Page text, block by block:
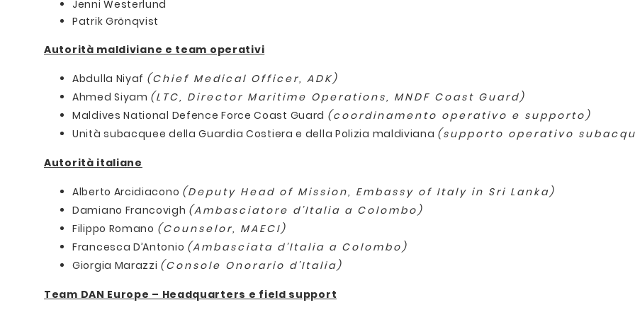
Jenni Westerlund
Patrik Grönqvist
Autorità maldiviane e team operativi
Abdulla Niyaf (Chief Medical Officer, ADK)
Ahmed Siyam (LTC, Director Maritime Operations, MNDF Coast Guard)
Maldives National Defence Force Coast Guard (coordinamento operativo e supporto)
Unità subacquee della Guardia Costiera e della Polizia maldiviana (supporto operativo
Autorità italiane
Alberto Arcidiacono (Deputy Head of Mission, Embassy of Italy in Sri Lanka)
Damiano Francovigh (Ambasciatore d’Italia a Colombo)
Filippo Romano (Counselor, MAECI)
Francesca D’Antonio (Ambasciata d’Italia a Colombo)
Giorgia Marazzi (Console Onorario d’Italia)
Team DAN Europe – Headquarters e field support